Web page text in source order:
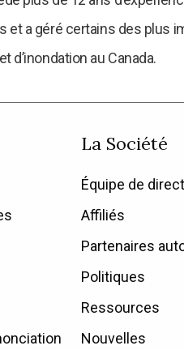
et a géré certains des plus
d’inondation au Canada.
La Société
Équipe de
Affiliés
Partenaires
Politiques
Ressources
Nouvelles